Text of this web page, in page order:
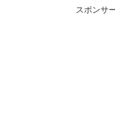
スポンサ